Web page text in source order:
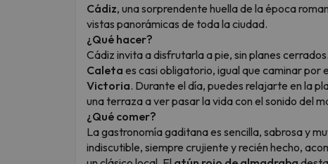
Cádiz, una sorprendente huella de la época
vistas panorámicas de toda la ciudad.
¿Qué hacer?
Cádiz invita a disfrutarla a pie, sin planes
Caleta es casi obligatorio, igual que caminar por
Victoria. Durante el día, puedes relajarte en la
una terraza a ver pasar la vida con el sonido del
¿Qué comer?
La gastronomía gaditana es sencilla, sabrosa y
indiscutible, siempre crujiente y recién hecho,